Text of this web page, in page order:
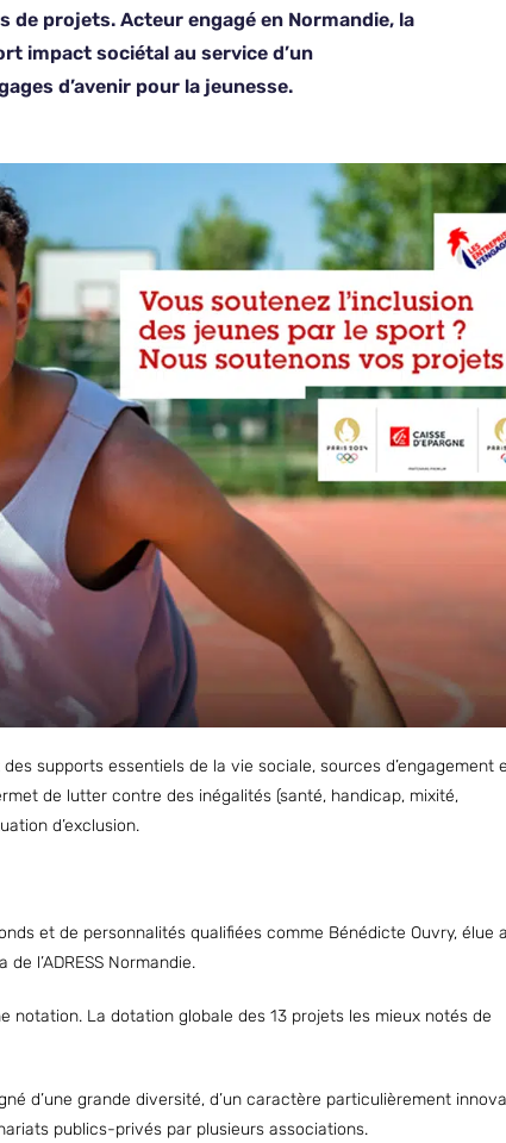
projets. Acteur engagé en Normandie, la
impact sociétal au service d’un
d’avenir pour la jeunesse.
supports essentiels de la vie sociale, sources d’engagement
de lutter contre des inégalités (santé, handicap, mixité,
d’exclusion.
et de personnalités qualifiées comme Bénédicte Ouvry, élue
l’ADRESS Normandie.
notation. La dotation globale des 13 projets les mieux notés de
d’une grande diversité, d’un caractère particulièrement
publics-privés par plusieurs associations.